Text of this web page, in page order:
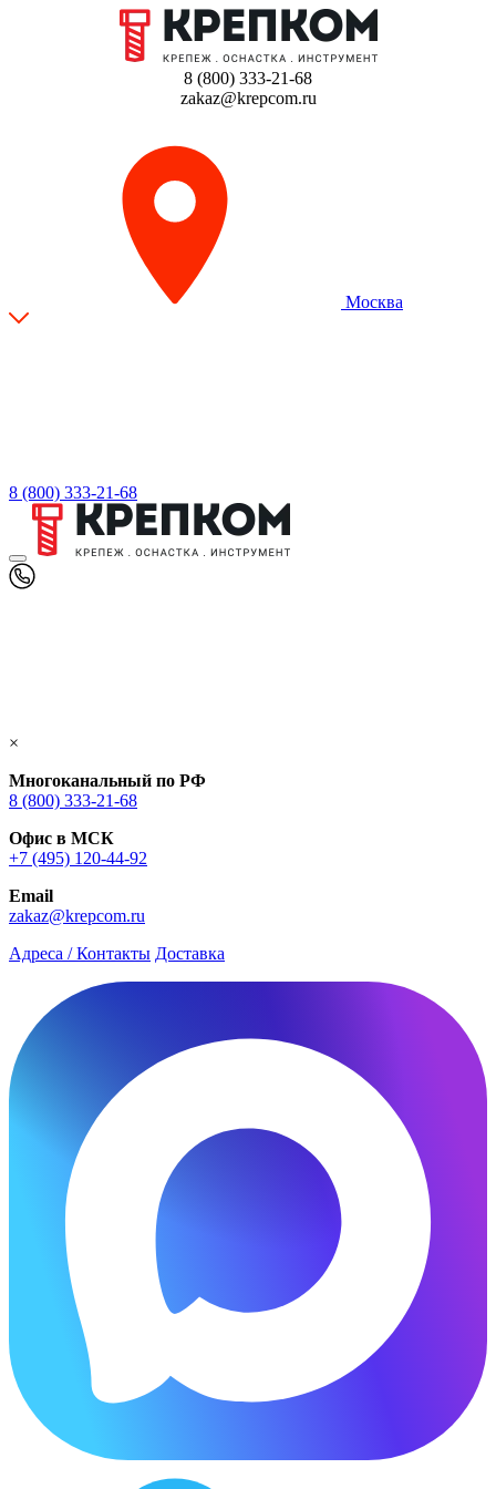
8 (800) 333-21-68
zakaz@krepcom.ru
Москва
8 (800) 333-21-68
×
Многоканальный по РФ
8 (800) 333‑21-68
Офис в МСК
+7 (495) 120-44-92
Email
zakaz@krepcom.ru
Адреса / Контакты Доставка